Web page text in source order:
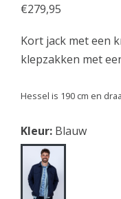
€279,95
Kort jack met een
klepzakken met
Hessel is 190 cm en
Kleur: Blauw